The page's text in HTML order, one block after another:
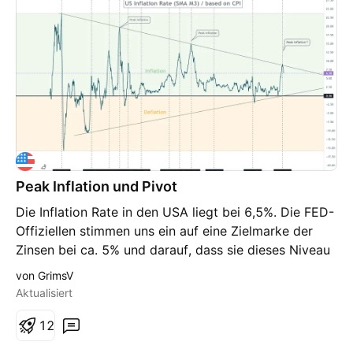
Peak Inflation und Pivot
Die Inflation Rate in den USA liegt bei 6,5%. Die FED-
Offiziellen stimmen uns ein auf eine Zielmarke der
Zinsen bei ca. 5% und darauf, dass sie dieses Niveau
eine Weile halten wollen. Einen Pivot interpretiere ich
ab dem Zeitpunkt, zu dem keine Zinsanhebungen
Aktienmärkte nicht immer ein Low zum Zeitpunkt
von GrimsV
Aktualisiert
1 2